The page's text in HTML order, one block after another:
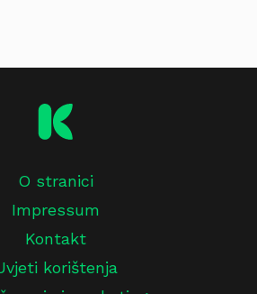
O stranici
Impressum
Kontakt
korištenja